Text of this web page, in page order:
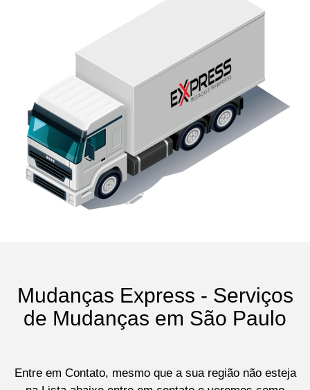
Mudanças Express - Serviços
de Mudanças em São Paulo
Entre em Contato, mesmo que a sua região não esteja